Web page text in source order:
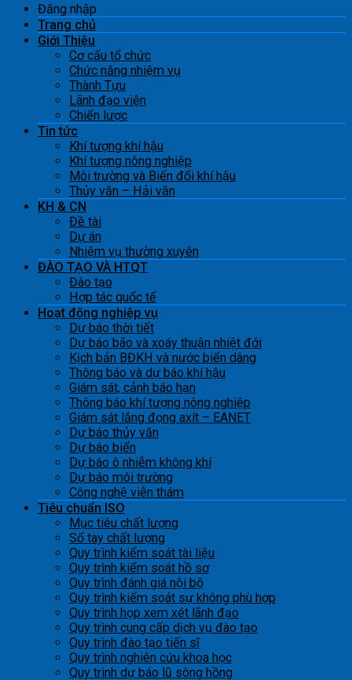
Đăng nhập
Trang chủ
Giới Thiệu
Cơ cấu tổ chức
Chức năng nhiệm vụ
Thành Tựu
Lãnh đạo viện
Chiến lược
Tin tức
Khí tượng khí hậu
Khí tượng nông nghiệp
Môi trường và Biến đổi khí hậu
Thủy văn – Hải văn
KH & CN
Đề tài
Dự án
Nhiệm vụ thường xuyên
ĐÀO TẠO VÀ HTQT
Đào tạo
Hợp tác quốc tế
Hoạt động nghiệp vụ
Dự báo thời tiết
Dự báo bão và xoáy thuận nhiệt đới
Kịch bản BĐKH và nước biển dâng
Thông báo và dự báo khí hậu
Giám sát, cảnh báo hạn
Thông báo khí tượng nông nghiệp
Giám sát lắng đọng axít – EANET
Dự báo thủy văn
Dự báo biển
Dự báo ô nhiễm không khí
Dự báo môi trường
Công nghệ viễn thám
Tiêu chuẩn ISO
Mục tiêu chất lượng
Sổ tay chất lượng
Quy trình kiểm soát tài liệu
Quy trình kiểm soát hồ sơ
Quy trình đánh giá nội bộ
Quy trình kiểm soát sự không phù hợp
Quy trình họp xem xét lãnh đạo
Quy trình cung cấp dịch vụ đào tạo
Quy trình đào tạo tiến sĩ
Quy trình nghiên cứu khoa học
Quy trình dự báo lũ sông hồng